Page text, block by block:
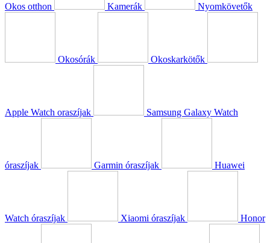
Okos otthon Kamerák Nyomkövetők
Okosórák Okoskarkötők
Apple Watch oraszíjak Samsung Galaxy Watch
óraszíjak Garmin óraszíjak Huawei
Watch óraszíjak Xiaomi óraszíjak Honor